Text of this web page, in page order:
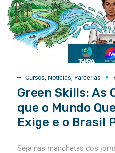
Cursos Notícias Parcerias
Green Skills: As
que o Mundo
Exige e o Brasil
Seja nas manchetes dos